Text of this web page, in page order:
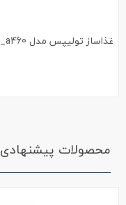
غذاساز تولیپس مدل Fp_a460
محصولات پیشنهادی